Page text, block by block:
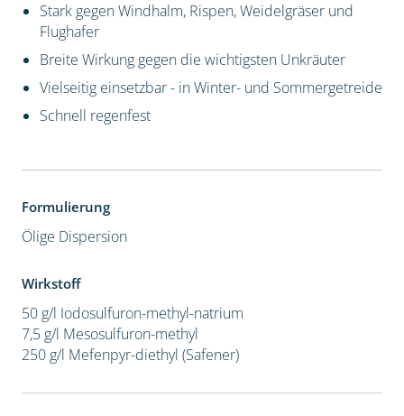
Stark gegen Windhalm, Rispen, Weidelgräser und
Flughafer
Breite Wirkung gegen die wichtigsten Unkräuter
Vielseitig einsetzbar - in Winter- und Sommergetreide
Schnell regenfest
Formulierung
Ölige Dispersion
Wirkstoff
50 g/l Iodosulfuron-methyl-natrium
7,5 g/l Mesosulfuron-methyl
250 g/l Mefenpyr-diethyl (Safener)